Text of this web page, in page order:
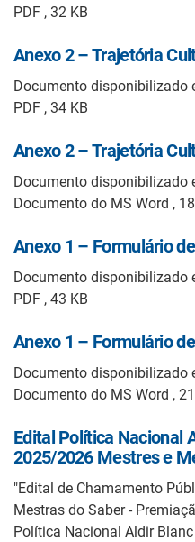
PDF , 32 KB
Anexo 2 – Trajetória
Documento disponibilizado
PDF , 34 KB
Anexo 2 – Trajetória
Documento disponibilizado
Documento do MS Word ,
Anexo 1 – Formulário
Documento disponibilizado
PDF , 43 KB
Anexo 1 – Formulário
Documento disponibilizado
Documento do MS Word ,
Edital Política Nacional
2025/2026 Mestres e
"Edital de Chamamento
Mestras do Saber -
Política Nacional Aldir